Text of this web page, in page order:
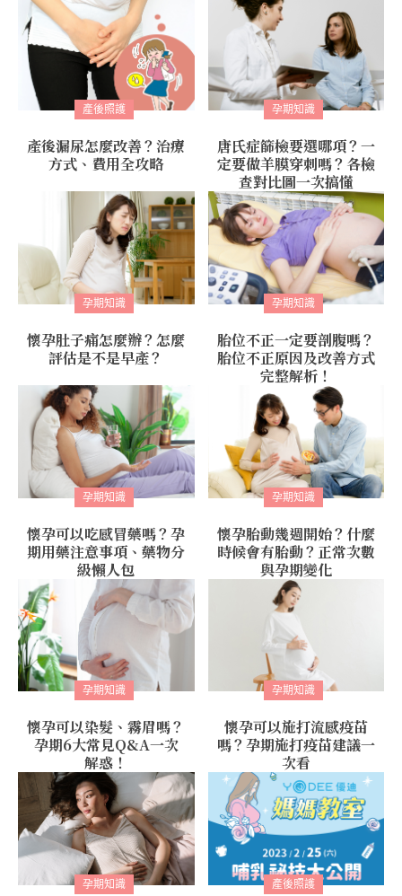
產後照護
產後漏尿怎麼改善？治療
方式、費用全攻略
孕期知識
唐氏症篩檢要選哪項？一
定要做羊膜穿刺嗎？各檢
查對比圖一次搞懂
孕期知識
懷孕肚子痛怎麼辦？怎麼
評估是不是早產？
孕期知識
胎位不正一定要剖腹嗎？
胎位不正原因及改善方式
完整解析！
孕期知識
懷孕可以吃感冒藥嗎？孕
期用藥注意事項、藥物分
級懶人包
孕期知識
懷孕胎動幾週開始？什麼
時候會有胎動？正常次數
與孕期變化
孕期知識
懷孕可以染髮、霧眉嗎？
孕期6大常見Q&A一次
解惑！
孕期知識
懷孕可以施打流感疫苗
嗎？孕期施打疫苗建議一
次看
孕期知識 產後照護